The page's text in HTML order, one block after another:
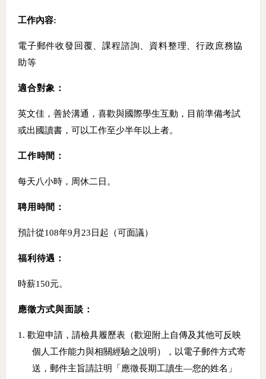
工作內容:
電子郵件收發回覆、課程諮詢、資料整理、行政庶務協
助等
適合對象：
英文佳，善於溝通，喜歡與國際學生互動，目前準備考試
或出國讀書，可以工作至少半年以上者。
工作時間：
每天八小時，周休二日。
聘用時間：
預計從108年9 月 23 日起（可面議）
福利待遇：
時薪150元。
應徵方式與面談：
1. 歡迎申請，請檢具履歷表（歡迎附上自傳及其他可反映
個人工作能力與相關經驗之說明），以電子郵件方式寄
送，郵件主旨請註明「應徵長期工讀生—您的姓名」